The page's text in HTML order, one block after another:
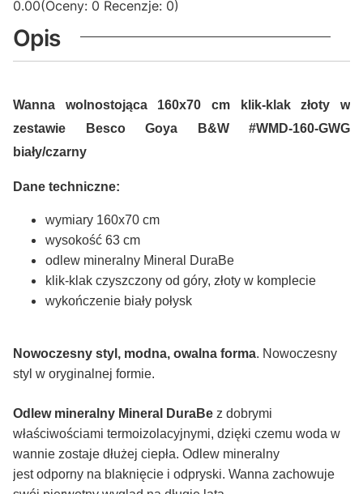
0.00(Oceny: 0 Recenzje: 0)
Opis
Wanna wolnostojąca 160x70 cm klik-klak złoty w
zestawie Besco Goya B&W #WMD-160-GWG
biały/czarny
Dane techniczne:
wymiary 160x70 cm
wysokość 63 cm
odlew mineralny Mineral DuraBe
klik-klak czyszczony od góry, złoty w komplecie
wykończenie biały połysk
Nowoczesny styl, modna, owalna forma. Nowoczesny
styl w oryginalnej formie.
Odlew mineralny Mineral DuraBe z dobrymi
właściwościami termoizolacyjnymi, dzięki czemu woda w
wannie zostaje dłużej ciepła. Odlew mineralny
jest odporny na blaknięcie i odpryski. Wanna zachowuje